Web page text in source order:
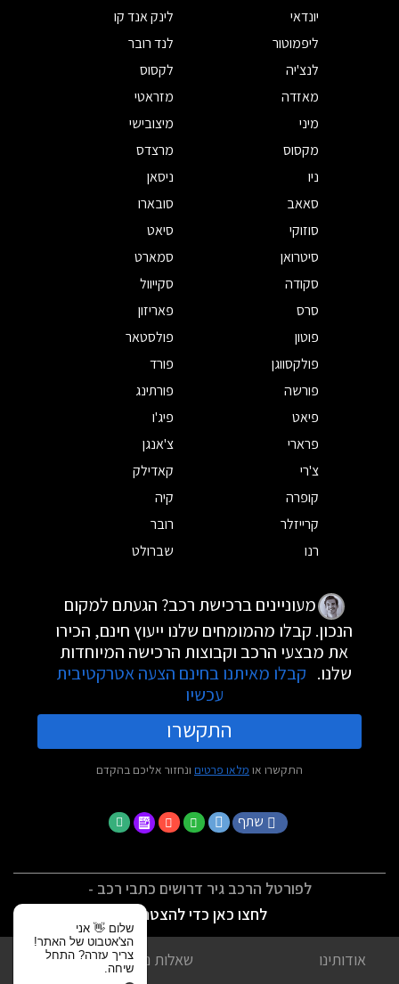
יונדאי
לינק אנד קו
ליפמוטור
לנד רובר
לנצ'יה
לקסוס
מאזדה
מזראטי
מיני
מיצובישי
מקסוס
מרצדס
ניו
ניסאן
סאאב
סובארו
סוזוקי
סיאט
סיטרואן
סמארט
סקודה
סקייוול
סרס
פאריזון
פוטון
פולסטאר
פולקסווגן
פורד
פורשה
פורתינג
פיאט
פיג'ו
פרארי
צ'אנגן
צ'רי
קאדילק
קופרה
קיה
קרייזלר
רובר
רנו
שברולט
מעוניינים ברכישת רכב? הגעתם למקום
הנכון. קבלו מהמומחים שלנו ייעוץ חינם, הכירו
את מבצעי הרכב וקבוצות הרכישה המיוחדות
שלנו. קבלו מאיתנו בחינם הצעה אטרקטיבית
עכשיו
התקשרו
התקשרו או מלאו פרטים ונחזור אליכם בהקדם
שתף
לפורטל הרכב גיר דרושים כתבי רכב -
לחצו כאן כדי להצטרף
אודותינו
שאלות נפוצות
שלום 👋 אני
הצ'אטבוט של האתר!
צריך עזרה? התחל
שיחה.